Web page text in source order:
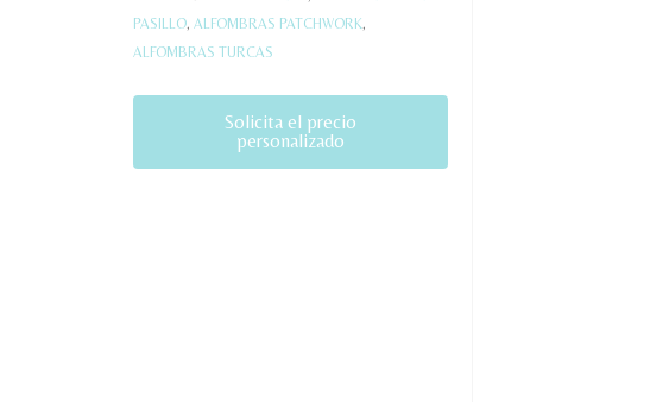
PASILLO, ALFOMBRAS PATCHWORK,
ALFOMBRAS TURCAS
Solicita el precio
personalizado